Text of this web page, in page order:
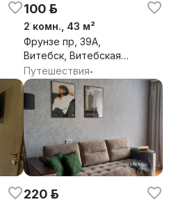
100 р.
2 комн., 43 м²
Фрунзе пр, 39А,
Витебск, Витебская
обл.
Путешествия•
220 р.